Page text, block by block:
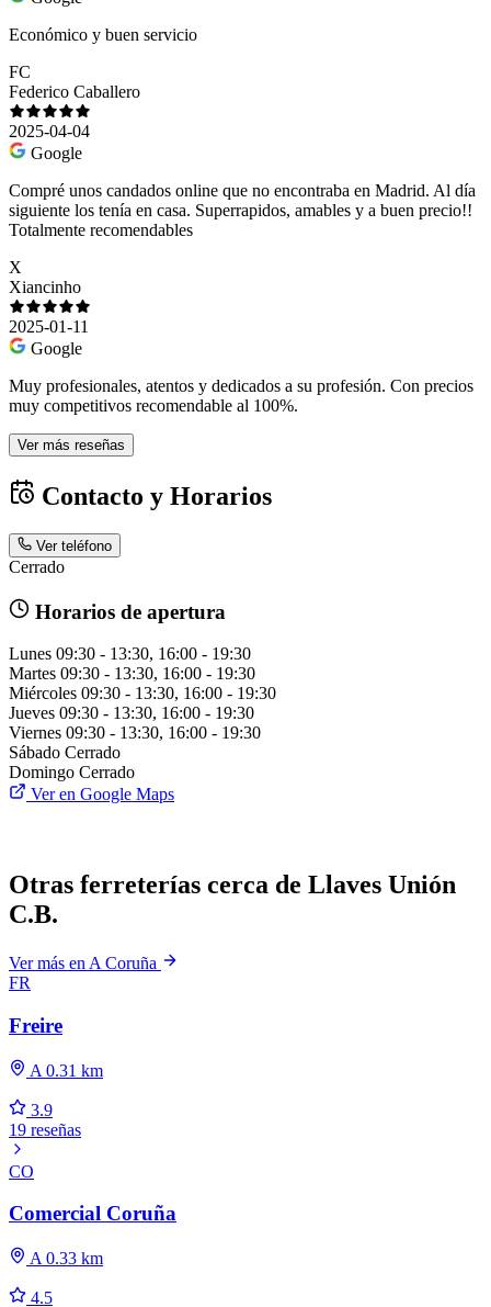
Económico y buen servicio
FC
Federico Caballero
2025-04-04
Google
Compré unos candados online que no encontraba en Madrid. Al día
siguiente los tenía en casa. Superrapidos, amables y a buen precio!!
Totalmente recomendables
X
Xiancinho
2025-01-11
Google
Muy profesionales, atentos y dedicados a su profesión. Con precios
muy competitivos recomendable al 100%.
Ver más reseñas
Contacto y Horarios
Ver teléfono
Cerrado
Horarios de apertura
Lunes 09:30 - 13:30, 16:00 - 19:30
Martes 09:30 - 13:30, 16:00 - 19:30
Miércoles 09:30 - 13:30, 16:00 - 19:30
Jueves 09:30 - 13:30, 16:00 - 19:30
Viernes 09:30 - 13:30, 16:00 - 19:30
Sábado Cerrado
Domingo Cerrado
Ver en Google Maps
Otras ferreterías cerca de Llaves Unión
C.B.
Ver más en A Coruña
FR
Freire
A 0.31 km
3.9
19 reseñas
CO
Comercial Coruña
A 0.33 km
4.5